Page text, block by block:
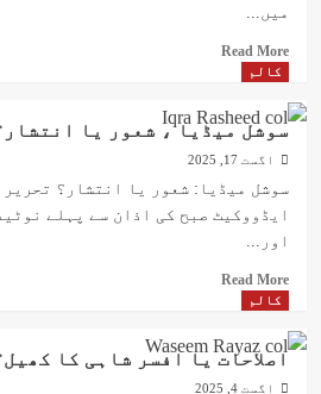
میں...
Read More
Read
دریاؤں
کے
طغیانی
پر
اصطلاحات
کالم
سوشل میڈیا ، شعور یا
اگست 17, 2025
سوشل میڈیا: شعور یا انتشار؟ تحریر
ایڈووکیٹ صبح کی اذان سے پہلے
اور...
Read More
Read
سوشل
میڈیا
،
کالم
اصلاحات یا افسر شاہی کا
اگست 4, 2025